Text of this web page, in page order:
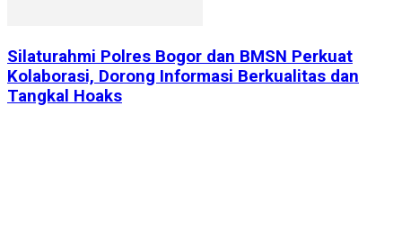
Silaturahmi Polres Bogor dan BMSN Perkuat
Kolaborasi, Dorong Informasi Berkualitas dan
Tangkal Hoaks